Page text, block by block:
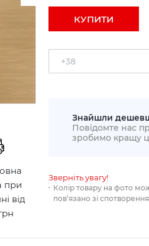
при
від
Укладка
КУПИТИ
Знайшли
Повідомте нас
зробимо кращу
Зверніть увагу!
Колір товару на фото
пов‘язано зі